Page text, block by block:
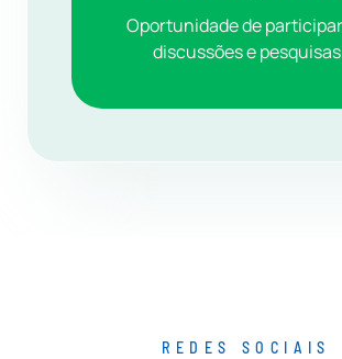
Oportunidade de
discussões e pesquisas
REDES SOCIAIS